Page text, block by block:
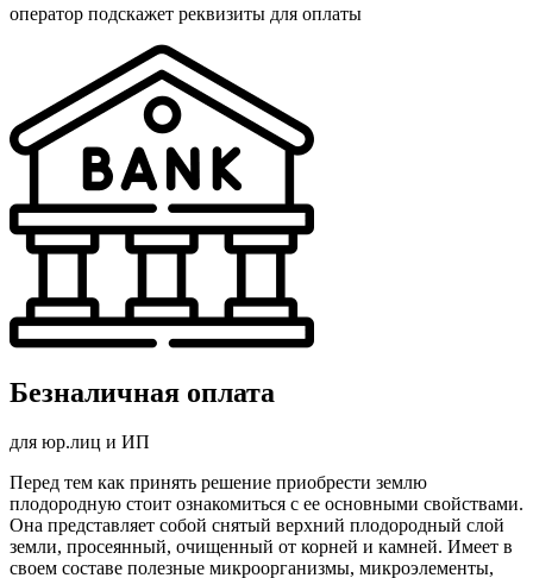
оператор подскажет реквизиты для оплаты
Безналичная оплата
для юр.лиц и ИП
Перед тем как принять решение приобрести землю
плодородную стоит ознакомиться с ее основными свойствами.
Она представляет собой снятый верхний плодородный слой
земли, просеянный, очищенный от корней и камней. Имеет в
своем составе полезные микроорганизмы, микроэлементы,